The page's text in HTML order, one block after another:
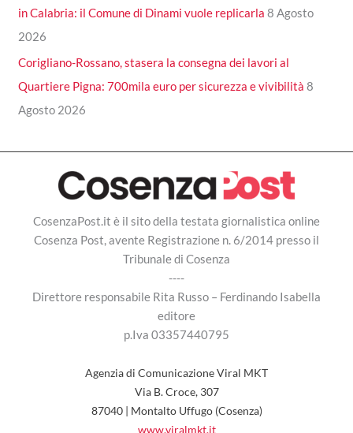
in Calabria: il Comune di Dinami vuole replicarla 8 Agosto
2026
Corigliano-Rossano, stasera la consegna dei lavori al
Quartiere Pigna: 700mila euro per sicurezza e vivibilità 8
Agosto 2026
CosenzaPost.it è il sito della testata giornalistica online
Cosenza Post, avente Registrazione n. 6/2014 presso il
Tribunale di Cosenza
----
Direttore responsabile Rita Russo – Ferdinando Isabella
editore
p.Iva 03357440795
Agenzia di Comunicazione Viral MKT
Via B. Croce, 307
87040 | Montalto Uffugo (Cosenza)
www.viralmkt.it